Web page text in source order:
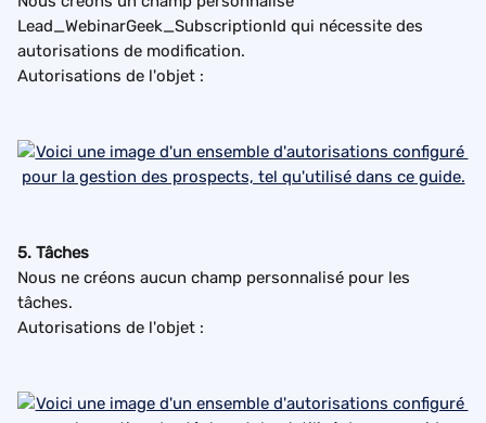
Lead_WebinarGeek_SubscriptionId qui nécessite des
autorisations de modification.
Autorisations de l'objet :
5. Tâches
Nous ne créons aucun champ personnalisé pour les
tâches.
Autorisations de l'objet :